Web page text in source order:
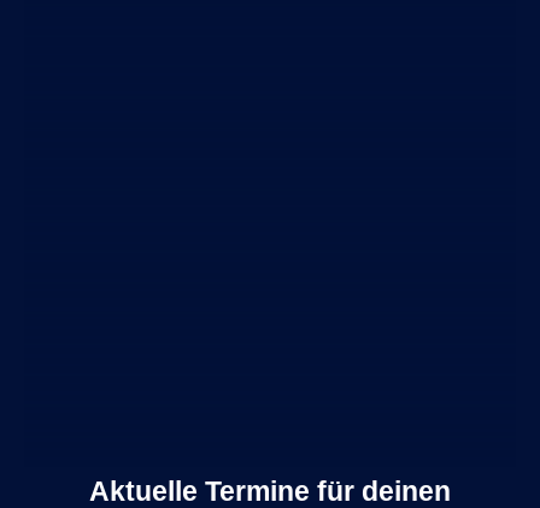
Aktuelle Termine für deinen